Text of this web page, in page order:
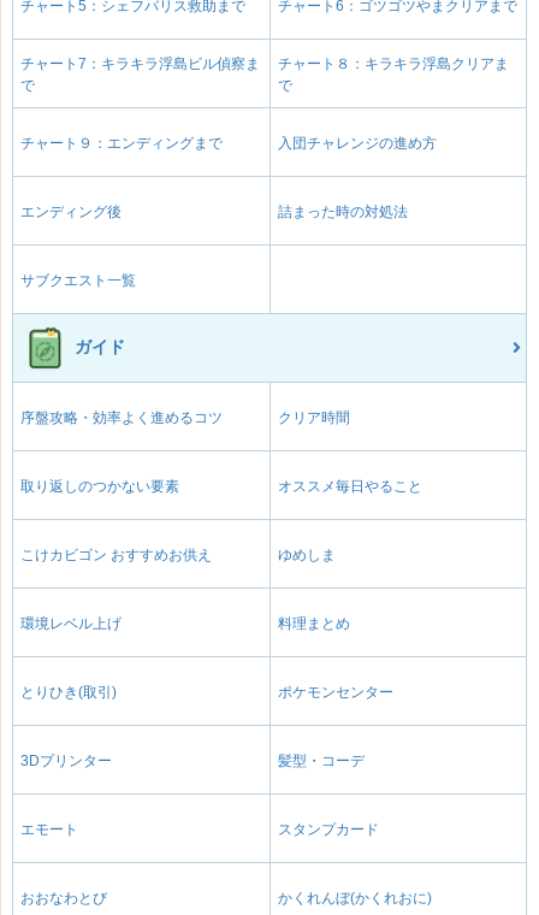
チャート5：シェフバリス救助まで チャート6：ゴツゴツやまクリアまで
チャート7：キラキラ浮島ビル偵察ま
で
チャート８：キラキラ浮島クリアま
で
チャート９：エンディングまで 入団チャレンジの進め方
エンディング後 詰まった時の対処法
サブクエスト一覧
ガイド
序盤攻略・効率よく進めるコツ クリア時間
取り返しのつかない要素 オススメ毎日やること
こけカビゴン おすすめお供え ゆめしま
環境レベル上げ 料理まとめ
とりひき(取引) ポケモンセンター
3Dプリンター 髪型・コーデ
エモート スタンプカード
おおなわとび かくれんぼ(かくれおに)